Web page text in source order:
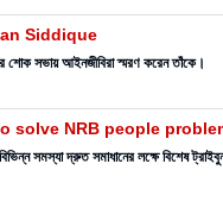
Siddique
শোক সভায় আইনজীবিরা স্মরণ করেন তাঁকে।
solve NRB people
সমস্যা দ্রুত সমাধানের লক্ষে বিশেষ